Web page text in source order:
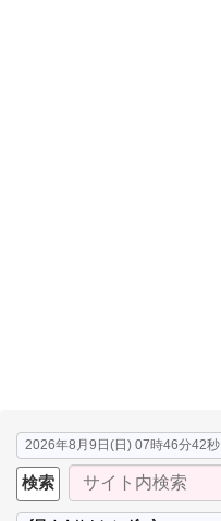
2026年8月9日(日) 07時46分43秒